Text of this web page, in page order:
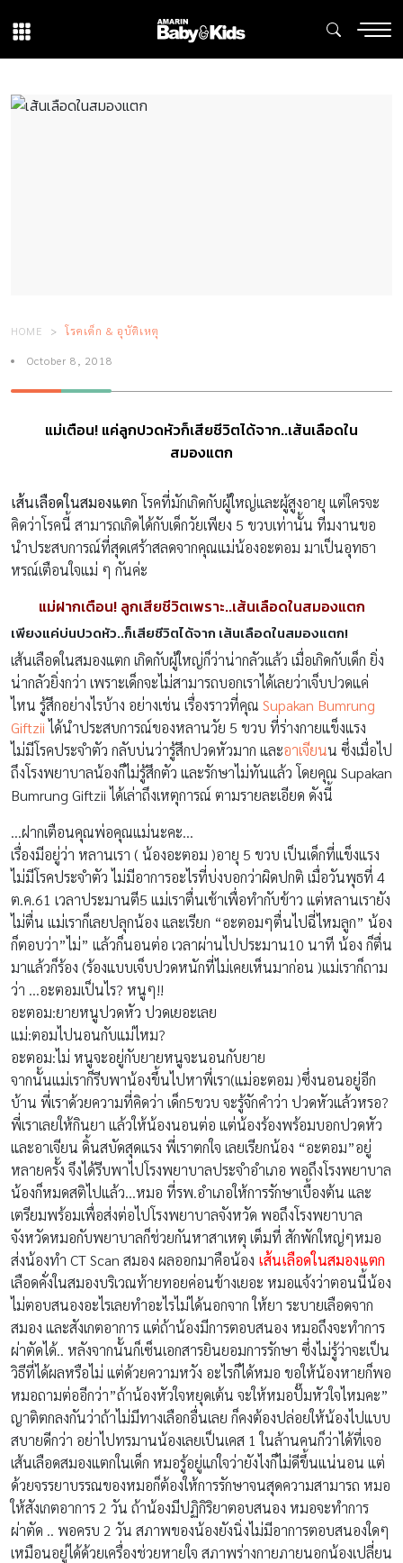
HOME โรคเด็ก & อุบัติเหตุ
October 8, 2018
แม่เตือน! แค่ลูกปวดหัวก็เสียชีวิตได้จาก..เส้นเลือดใน
สมองแตก
เส้นเลือดในสมองแตก โรคที่มักเกิดกับผู้ใหญ่และผู้สูงอายุ แต่ใครจะ
คิดว่าโรคนี้ สามารถเกิดได้กับเด็กวัยเพียง 5 ขวบเท่านั้น ทีมงานขอ
นำประสบการณ์ที่สุดเศร้าสลดจากคุณแม่น้องอะตอม มาเป็นอุทธา
หรณ์เตือนใจแม่ ๆ กันค่ะ
แม่ฝากเตือน! ลูกเสียชีวิตเพราะ..เส้นเลือดในสมองแตก
เพียงแค่บ่นปวดหัว..ก็เสียชีวิตได้จาก เส้นเลือดในสมองแตก!
เส้นเลือดในสมองแตก เกิดกับผู้ใหญ่ก็ว่าน่ากลัวแล้ว เมื่อเกิดกับเด็ก ยิ่ง
น่ากลัวยิ่งกว่า เพราะเด็กจะไม่สามารถบอกเราได้เลยว่าเจ็บปวดแค่
ไหน รู้สึกอย่างไรบ้าง อย่างเช่น เรื่องราวที่คุณ Supakan Bumrung
Giftziiได้นำประสบการณ์ของหลานวัย 5 ขวบ ที่ร่างกายแข็งแรง
ไม่มีโรคประจำตัว กลับบ่นว่ารู้สึกปวดหัวมาก และอาเจียนน ซึ่งเมื่อไป
ถึงโรงพยาบาลน้องก็ไม่รู้สึกตัว และรักษาไม่ทันแล้ว โดยคุณ Supakan
Bumrung Giftzii ได้เล่าถึงเหตุการณ์ ตามรายละเอียด ดังนี้
…ฝากเตือนคุณพ่อคุณแม่นะคะ…
เรื่องมีอยู่ว่า หลานเรา ( น้องอะตอม )อายุ 5 ขวบ เป็นเด็กที่แข็งแรง
ไม่มีโรคประจำตัว ไม่มีอาการอะไรที่บ่งบอกว่าผิดปกติ เมื่อวันพุธที่ 4
ต.ค.61 เวลาประมานตี5 แม่เราตื่นเช้าเพื่อทำกับข้าว แต่หลานเรายัง
ไม่ตื่น แม่เราก็เลยปลุกน้อง และเรียก “อะตอมๆตื่นไปฉี่ไหมลูก” น้อง
ก็ตอบว่า”ไม่” แล้วก็นอนต่อ เวลาผ่านไปประมาน10 นาที น้อง ก็ตื่น
มาแล้วก็ร้อง (ร้องแบบเจ็บปวดหนักที่ไม่เคยเห็นมาก่อน )แม่เราก็ถาม
ว่า …อะตอมเป็นไร? หนูๆ!!
อะตอม:ยายหนูปวดหัว ปวดเยอะเลย
แม่:ตอมไปนอนกับแม่ไหม?
อะตอม:ไม่ หนูจะอยู่กับยายหนูจะนอนกับยาย
จากนั้นแม่เราก็รีบพาน้องขึ้นไปหาพี่เรา(แม่อะตอม )ซึ่งนอนอยู่อีก
บ้าน พี่เราด้วยความที่คิดว่า เด็ก5ขวบ จะรู้จักคำว่า ปวดหัวแล้วหรอ?
พี่เราเลยให้กินยา แล้วให้น้องนอนต่อ แต่น้องร้องพร้อมบอกปวดหัว
และอาเจียน ดิ้นสบัดสุดแรง พี่เราตกใจ เลยเรียกน้อง “อะตอม”อยู่
หลายครั้ง จึงได้รีบพาไปโรงพยาบาลประจำอำเภอ พอถึงโรงพยาบาล
น้องก็หมดสติไปแล้ว…หมอ ที่รพ.อำเภอให้การรักษาเบื้องต้น และ
เตรียมพร้อมเพื่อส่งต่อไปโรงพยาบาลจังหวัด พอถึงโรงพยาบาล
จังหวัดหมอกับพยาบาลก็ช่วยกันหาสาเหตุ เต็มที่ สักพักใหญ่ๆหมอ
ส่งน้องทำ CT Scan สมอง ผลออกมาคือน้อง เส้นเลือดในสมองแตก
เลือดคั่งในสมองบริเวณท้ายทอยค่อนข้างเยอะ หมอแจ้งว่าตอนนี้น้อง
ไม่ตอบสนองอะไรเลยทำอะไรไม่ได้นอกจาก ให้ยา ระบายเลือดจาก
สมอง และสังเกตอาการ แต่ถ้าน้องมีการตอบสนอง หมอถึงจะทำการ
ผ่าตัดได้.. หลังจากนั้นก็เซ็นเอกสารยินยอมการรักษา ซึ่งไม่รู้ว่าจะเป็น
วิธีที่ได้ผลหรือไม่ แต่ด้วยความหวัง อะไรก็ได้หมอ ขอให้น้องหายก็พอ
หมอถามต่ออีกว่า”ถ้าน้องหัวใจหยุดเต้น จะให้หมอปั๊มหัวใจไหมคะ”
ญาติตกลงกันว่าถ้าไม่มีทางเลือกอื่นเลย ก็คงต้องปล่อยให้น้องไปแบบ
สบายดีกว่า อย่าไปทรมานน้องเลยเป็นเคส 1 ในล้านคนก็ว่าได้ที่เจอ
เส้นเลือดสมองแตกในเด็ก หมอรู้อยู่แก่ใจว่ายังไงก็ไม่ดีขึ้นแน่นอน แต่
ด้วยจรรยาบรรณของหมอก็ต้องให้การรักษาจนสุดความสามารถ หมอ
ให้สังเกตอาการ 2 วัน ถ้าน้องมีปฏิกิริยาตอบสนอง หมอจะทำการ
ผ่าตัด .. พอครบ 2 วัน สภาพของน้องยังนิ่งไม่มีอาการตอบสนองใดๆ
เหมือนอยู่ได้ด้วยเครื่องช่วยหายใจ สภาพร่างกายภายนอกน้องเปลี่ยน